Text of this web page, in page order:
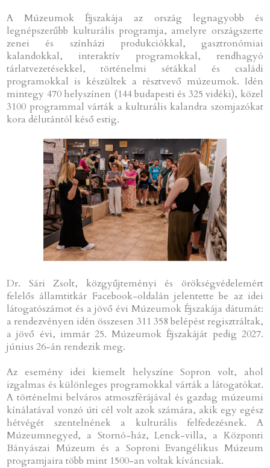
A Múzeumok Éjszakája az ország legnagyobb és
legnépszerűbb kulturális programja, amelyre országszerte
zenei és színházi produkciókkal, gasztronómiai
kalandokkal, interaktív programokkal, rendhagyó
tárlatvezetésekkel, történelmi sétákkal és családi
programokkal is készültek a résztvevő múzeumok. Idén
mintegy 470 helyszínen (144 budapesti és 325 vidéki), közel
3100 programmal várták a kulturális kalandra szomjazókat
kora délutántól késő estig.
Dr. Sári Zsolt, közgyűjteményi és örökségvédelemért
felelős államtitkár Facebook-oldalán jelentette be az idei
látogatószámot és a jövő évi Múzeumok Éjszakája dátumát:
a rendezvényen idén összesen 311 358 belépést regisztráltak,
a jövő évi, immár 25. Múzeumok Éjszakáját pedig 2027.
június 26-án rendezik meg.
Az esemény idei kiemelt helyszíne Sopron volt, ahol
izgalmas és különleges programokkal várták a látogatókat.
A történelmi belváros atmoszférájával és gazdag múzeumi
kínálatával vonzó úti cél volt azok számára, akik egy egész
hétvégét szentelnének a kulturális felfedezésnek. A
Múzeumnegyed, a Stornó-ház, Lenck-villa, a Központi
Bányászai Múzeum és a Soproni Evangélikus Múzeum
programjaira több mint 1500-an voltak kíváncsiak.